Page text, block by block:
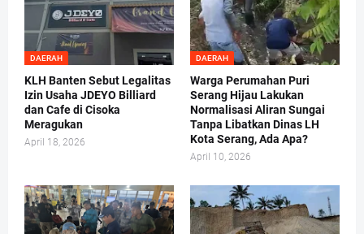
DAERAH
KLH Banten Sebut Legalitas
Izin Usaha JDEYO Billiard
dan Cafe di Cisoka
Meragukan
April 18, 2026
DAERAH
Warga Perumahan Puri
Serang Hijau Lakukan
Normalisasi Aliran Sungai
Tanpa Libatkan Dinas LH
Kota Serang, Ada Apa?
April 10, 2026